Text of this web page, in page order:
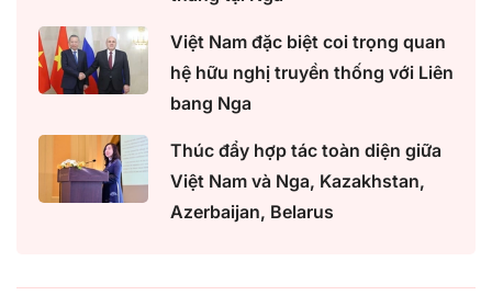
Việt Nam đặc biệt coi trọng quan
hệ hữu nghị truyền thống với Liên
bang Nga
Thúc đẩy hợp tác toàn diện giữa
Việt Nam và Nga, Kazakhstan,
Azerbaijan, Belarus